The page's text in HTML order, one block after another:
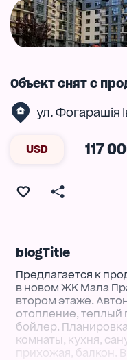
Объект снят с
ул. Фогарашія
USD 117
blogTitle
Предлагается к
в новом ЖК Мала
втором этаже.
отопление, теплый
бойлер.
комнаты, кухня,
прихожая, балкон.